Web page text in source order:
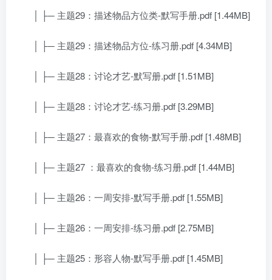
│ ├─ 主题29：描述物品方位类-默写手册.pdf [1.44MB]
│ ├─ 主题29：描述物品方位-练习册.pdf [4.34MB]
│ ├─ 主题28：讨论才艺-默写册.pdf [1.51MB]
│ ├─ 主题28：讨论才艺-练习册.pdf [3.29MB]
│ ├─ 主题27：最喜欢的食物-默写手册.pdf [1.48MB]
│ ├─ 主题27 ：最喜欢的食物-练习册.pdf [1.44MB]
│ ├─ 主题26：一周安排-默写手册.pdf [1.55MB]
│ ├─ 主题26：一周安排-练习册.pdf [2.75MB]
│ ├─ 主题25：形容人物-默写手册.pdf [1.45MB]